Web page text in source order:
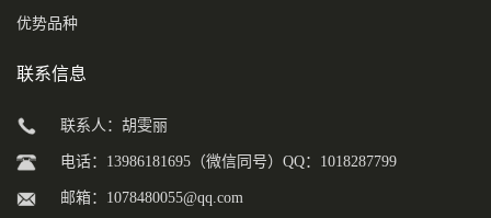
优势品种
联系信息
联系人：胡雯丽
电话：13986181695（微信同号）QQ：1018287799
邮箱： 1078480055@qq.com